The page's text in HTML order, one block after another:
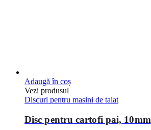
Adaugă în coș
Vezi produsul
Discuri pentru masini de taiat
Disc pentru cartofi pai, 10mm